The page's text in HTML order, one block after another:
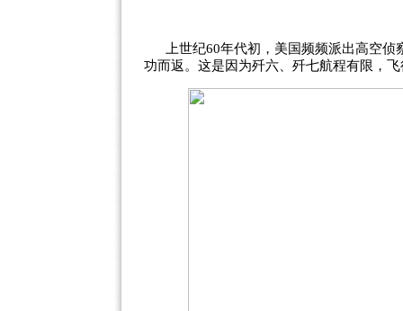
上世纪60年代初，美国频频派出高空
功而返。这是因为歼六、歼七航程有限，